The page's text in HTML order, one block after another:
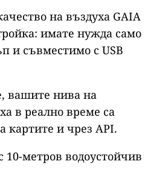
на въздуха GAIA
имате нужда само
и съвместимо с USB
вашите нива на
в реално време са
картите и чрез API.
10-метров водоустойчив